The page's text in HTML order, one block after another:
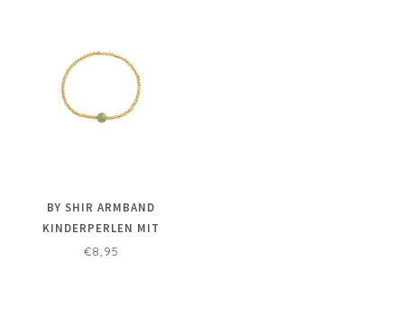
BY SHIR ARMBAND
KINDERPERLEN MIT
EDELSTEIN JADE GRÜN
€8,95